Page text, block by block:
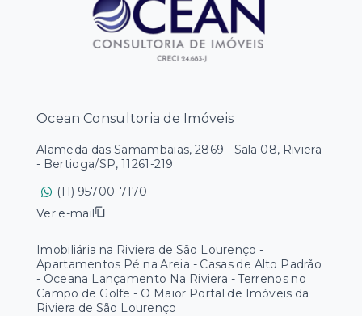
Ocean Consultoria de Imóveis
Alameda das Samambaias, 2869 - Sala 08, Riviera
- Bertioga/SP, 11261-219
(11) 95700-7170
Ver e-mail
Imobiliária na Riviera de São Lourenço -
Apartamentos Pé na Areia - Casas de Alto Padrão
- Oceana Lançamento Na Riviera - Terrenos no
Campo de Golfe - O Maior Portal de Imóveis da
Riviera de São Lourenço